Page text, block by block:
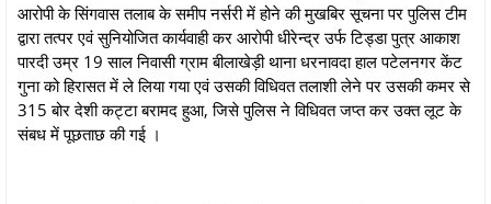
आरोपी के सिंगवास तलाब के समीप नर्सरी में होने की मुखबिर सूचना पर पुलिस टीम
द्वारा तत्पर एवं सुनियोजित कार्यवाही कर आरोपी धीरेन्द्र उर्फ टिड्डा पुत्र आकाश
पारदी उम्र 19 साल निवासी ग्राम बीलाखेड़ी थाना धरनावदा हाल पटेलनगर केंट
गुना को हिरासत में ले लिया गया एवं उसकी विधिवत तलाशी लेने पर उसकी कमर से
315 बोर देशी कट्टा बरामद हुआ, जिसे पुलिस ने विधिवत जप्त कर उक्त लूट के
संबध में पूछताछ की गई ।